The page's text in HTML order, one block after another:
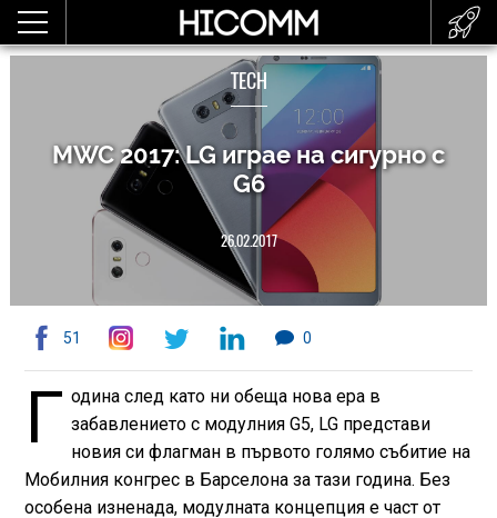
TECH
MWC 2017: LG играе на сигурно с
G6
26.02.2017
51 0
Г одина след като ни обеща нова ера в
забавлението с модулния G5, LG представи
новия си флагман в първото голямо събитие на
Мобилния конгрес в Барселона за тази година. Без
особена изненада, модулната концепция е част от